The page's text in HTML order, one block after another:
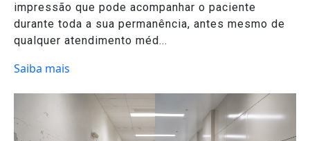
impressão que pode acompanhar o paciente
durante toda a sua permanência, antes mesmo de
qualquer atendimento méd...
Saiba mais